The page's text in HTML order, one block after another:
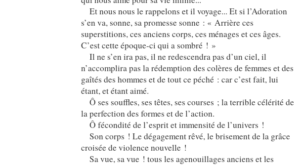
Et nous nous le rappelons et il voyage... Et si l’Adoration
s’en va, sonne, sa promesse sonne : « Arrière ces
superstitions, ces anciens corps, ces ménages et ces âges.
C’est cette époque-ci qui a sombré ! »
Il ne s’en ira pas, il ne redescendra pas d’un ciel, il
n’accomplira pas la rédemption des colères de femmes et des
gaîtés des hommes et de tout ce péché : car c’est fait, lui
étant, et étant aimé.
Ô ses souffles, ses têtes, ses courses ; la terrible célérité de
la perfection des formes et de l’action.
Ô fécondité de l’esprit et immensité de l’univers !
Son corps ! Le dégagement rêvé, le brisement de la grâce
croisée de violence nouvelle !
Sa vue, sa vue ! tous les agenouillages anciens et les